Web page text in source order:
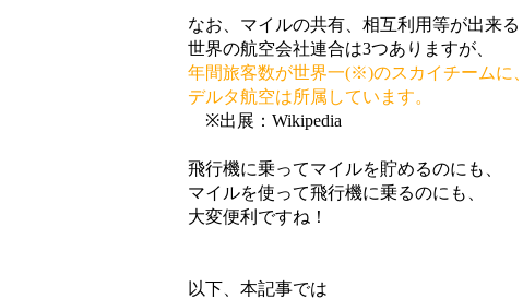
なお、マイルの共有、相互利用等が出来る
世界の航空会社連合は3つありますが、
年間旅客数が世界一(※)のスカイチームに、
デルタ航空は所属しています。
※出展：Wikipedia
飛行機に乗ってマイルを貯めるのにも、
マイルを使って飛行機に乗るのにも、
大変便利ですね！
以下、本記事では